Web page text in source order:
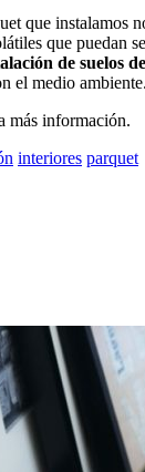
que instalamos
que puedan
de suelos
el medio ambiente.
más información.
interiores parquet